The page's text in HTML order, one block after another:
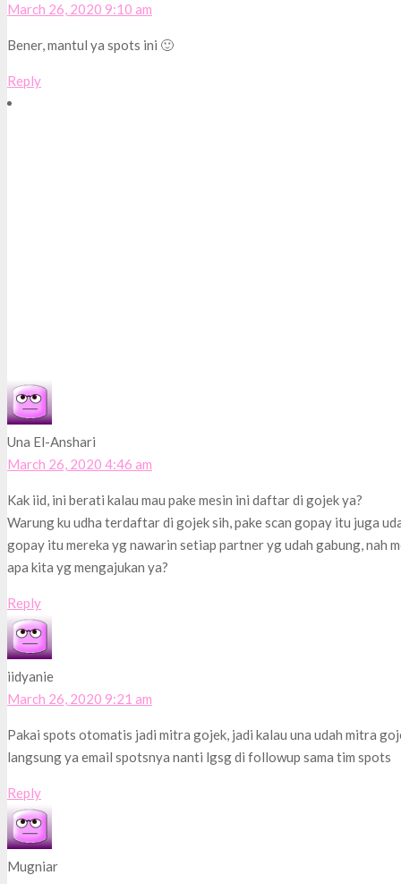
March 26, 2020 9:10 am
Bener, mantul ya spots ini 🙂
Reply
Una El-Anshari
March 26, 2020 4:46 am
Kak iid, ini berati kalau mau pake mesin ini daftar di gojek ya?
Warung ku udha terdaftar di gojek sih, pake scan gopay itu juga
gopay itu mereka yg nawarin setiap partner yg udah gabung, nah
apa kita yg mengajukan ya?
Reply
iidyanie
March 26, 2020 9:21 am
Pakai spots otomatis jadi mitra gojek, jadi kalau una udah mitra
langsung ya email spotsnya nanti lgsg di followup sama tim spots
Reply
Mugniar